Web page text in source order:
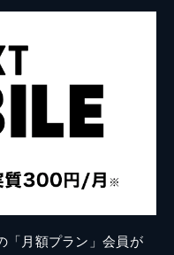
「月額プラン」会員が